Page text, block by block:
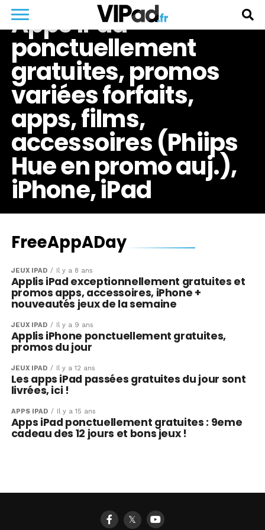
Apps iPad
ponctuellement
gratuites, promos
variées forfaits,
apps, films,
accessoires (Phiips
Hue en promo auj.),
iPhone, iPad
FreeAppADay
JEUX IPAD Il y a 8 ans
Applis iPad exceptionnellement gratuites et
promos apps, accessoires, iPhone +
nouveautés jeux de la semaine
JEUX IPAD Il y a 9 ans
Applis iPhone ponctuellement gratuites,
promos du jour
JEUX IPAD Il y a 12 ans
Les apps iPad passées gratuites du jour sont
livrées, ici !
APPS IPAD Il y a 15 ans
Apps iPad ponctuellement gratuites : 9eme
cadeau des 12 jours et bons jeux !
𝕏